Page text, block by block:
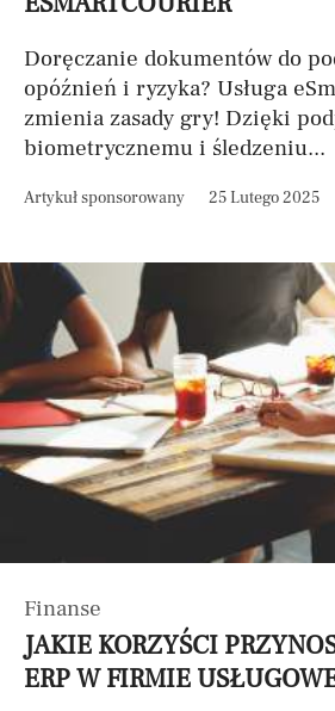
Doręczanie dokumentów do
opóźnień i ryzyka? Usługa
zmienia zasady gry! Dzięki
biometrycznemu i śledzeniu...
Artykuł sponsorowany 25 Lutego 2025
Finanse
JAKIE KORZYŚCI
ERP W FIRMIE